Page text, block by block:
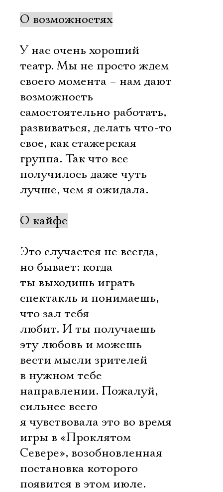
О возможностях
У нас очень хороший
театр. Мы не просто ждем
своего момента – нам дают
возможность
самостоятельно работать,
развиваться, делать что-то
свое, как стажерская
группа. Так что все
получилось даже чуть
лучше, чем я ожидала.
О кайфе
Это случается не всегда,
но бывает: когда
ты выходишь играть
спектакль и понимаешь,
что зал тебя
любит. И ты получаешь
эту любовь и можешь
вести мысли зрителей
в нужном тебе
направлении. Пожалуй,
сильнее всего
я чувствовала это во время
игры в «Проклятом
Севере», возобновленная
постановка которого
появится в этом июле.